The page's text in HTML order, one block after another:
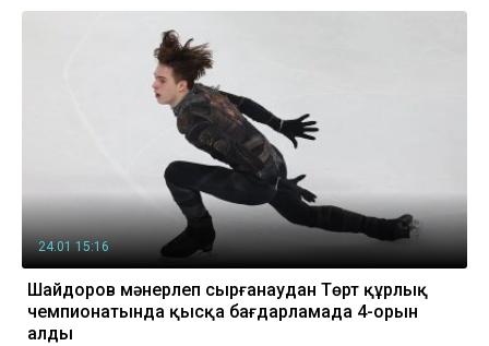
24.01 15:16
Шайдоров мәнерлеп сырғанаудан Төрт құрлық
чемпионатында қысқа бағдарламада 4-орын
алды